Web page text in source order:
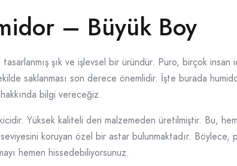
– Büyük Boy
şık ve işlevsel bir üründür. Puro, birçok
saklanması son derece önemlidir. İşte burada
bilgi vereceğiz.
Yüksek kaliteli deri malzemeden üretilmiştir. Bu,
koruyan özel bir astar bulunmaktadır. Böylece,
hemen hissedebiliyorsunuz.